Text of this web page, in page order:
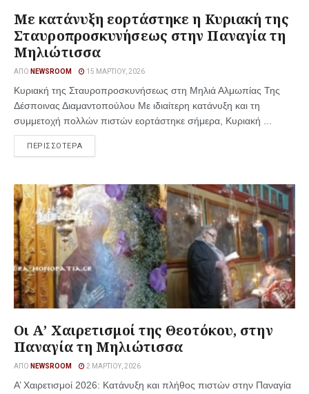
Με κατάνυξη εορτάστηκε η Κυριακή της
Σταυροπροσκυνήσεως στην Παναγία τη
Μηλιώτισσα
ΑΠΌ NEWSROOM 15 ΜΑΡΤΊΟΥ, 2026
Κυριακή της Σταυροπροσκυνήσεως στη Μηλιά Αλμωπίας Της
Δέσποινας Διαμαντοπούλου Με ιδιαίτερη κατάνυξη και τη
συμμετοχή πολλών πιστών εορτάστηκε σήμερα, Κυριακή ...
ΠΕΡΙΣΣΟΤΕΡΑ
Οι Α’ Χαιρετισμοί της Θεοτόκου, στην
Παναγία τη Μηλιώτισσα
ΑΠΌ NEWSROOM 2 ΜΑΡΤΊΟΥ, 2026
Α’ Χαιρετισμοί 2026: Κατάνυξη και πλήθος πιστών στην Παναγία